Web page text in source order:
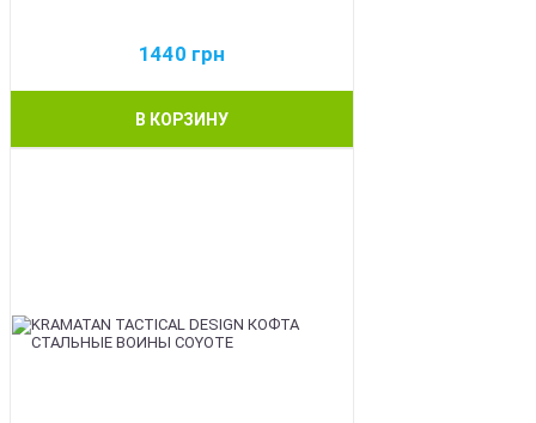
1440 грн
В КОРЗИНУ